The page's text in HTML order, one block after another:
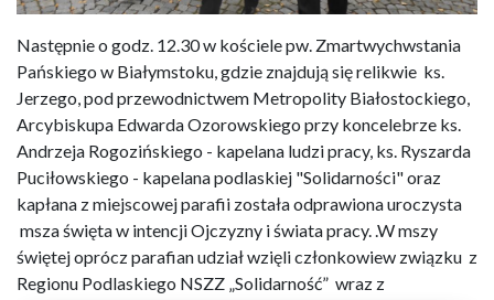
Następnie o godz. 12.30 w kościele pw. Zmartwychwstania
Pańskiego w Białymstoku, gdzie znajdują się relikwie ks.
Jerzego, pod przewodnictwem Metropolity Białostockiego,
Arcybiskupa Edwarda Ozorowskiego przy koncelebrze ks.
Andrzeja Rogozińskiego - kapelana ludzi pracy, ks. Ryszarda
Puciłowskiego - kapelana podlaskiej "Solidarności" oraz
kapłana z miejscowej parafii została odprawiona uroczysta
msza święta w intencji Ojczyzny i świata pracy. .W mszy
świętej oprócz parafian udział wzięli członkowiew związku z
Regionu Podlaskiego NSZZ „Solidarność” wraz z